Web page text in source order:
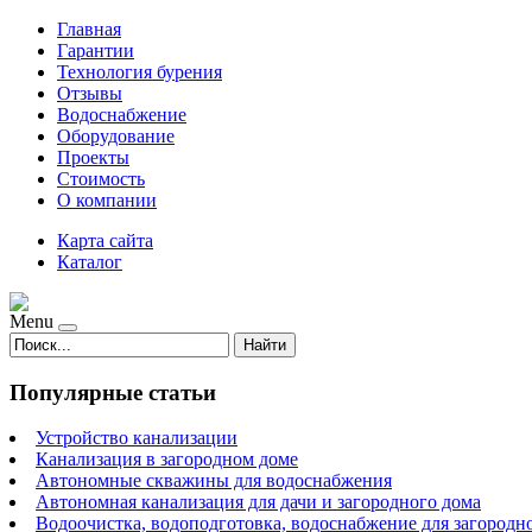
Главная
Гарантии
Технология бурения
Отзывы
Водоснабжение
Оборудование
Проекты
Стоимость
О компании
Карта сайта
Каталог
Menu
Найти
Популярные статьи
Устройство канализации
Канализация в загородном доме
Автономные скважины для водоснабжения
Автономная канализация для дачи и загородного дома
Водоочистка, водоподготовка, водоснабжение для